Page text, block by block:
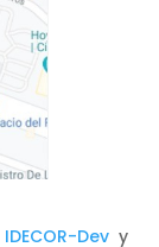
IDECOR-Dev y